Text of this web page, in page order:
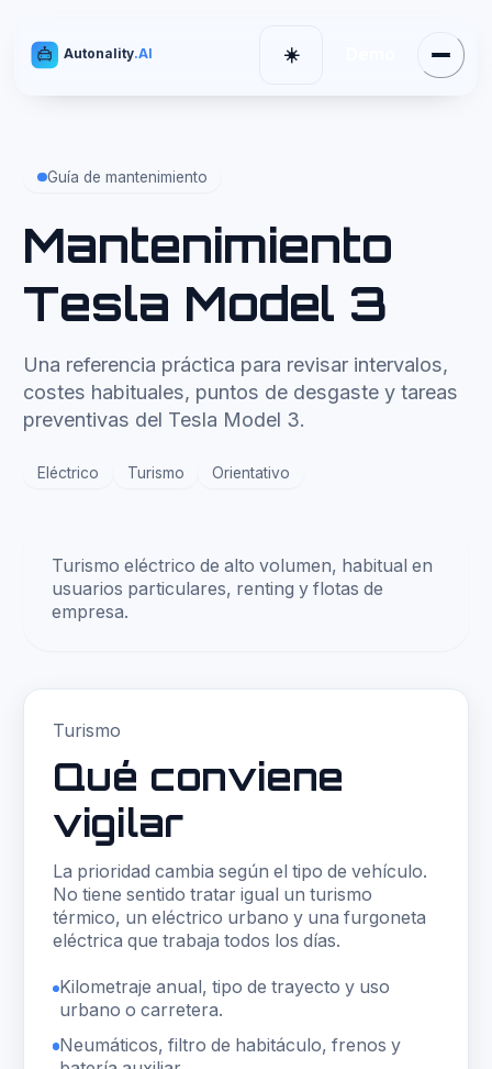
Autonality.AI
Cambiar tema
☀️ Menú
Guía de mantenimiento
Mantenimiento
Tesla Model 3
Una referencia práctica para revisar intervalos,
costes habituales, puntos de desgaste y tareas
preventivas del Tesla Model 3.
Eléctrico Turismo Orientativo
Turismo eléctrico de alto volumen, habitual en
usuarios particulares, renting y flotas de
empresa.
Turismo
Qué conviene
vigilar
La prioridad cambia según el tipo de vehículo.
No tiene sentido tratar igual un turismo
térmico, un eléctrico urbano y una furgoneta
eléctrica que trabaja todos los días.
Kilometraje anual, tipo de trayecto y uso
urbano o carretera.
Neumáticos, filtro de habitáculo, frenos y